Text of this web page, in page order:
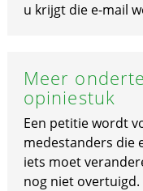
u krijgt die e-mail
Meer
opiniestuk
Een petitie wordt
medestanders die
iets moet
nog niet overtuigd.